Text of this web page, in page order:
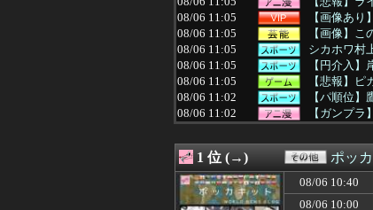
08/06 11:05
【画像あ
08/06 11:05
【画像】
08/06 11:05
シカホワ村
08/06 11:05
【円介入
08/06 11:05
【悲報】
08/06 11:02
【パ順位】
08/06 11:02
【ガンプ
08/06 11:01
【悲報】食
08/06 11:01
【ウマ娘】
08/06 11:00
甲子園初・
08/06 11:00
阪神・神宮
1 位 (→) ポッ
08/06 10:40
08/06 10:00